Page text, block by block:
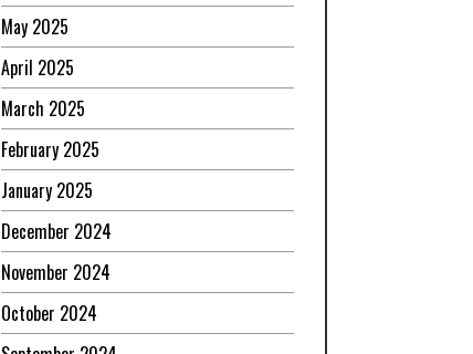
May 2025
April 2025
March 2025
February 2025
January 2025
December 2024
November 2024
October 2024